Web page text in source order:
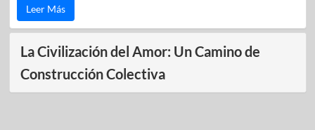
Leer Más
La Civilización del Amor: Un Camino de
Construcción Colectiva